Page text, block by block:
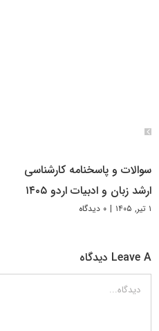
سوالات و پاسخنامه کارشناسی
ارشد زبان و ادبیات اردو ۱۴۰۵
۱ تیر, ۱۴۰۵ | ۰ دیدگاه
Leave A دیدگاه
دیدگاه